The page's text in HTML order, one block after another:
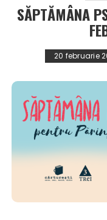
SĂPTĂMÂNA
20 februarie